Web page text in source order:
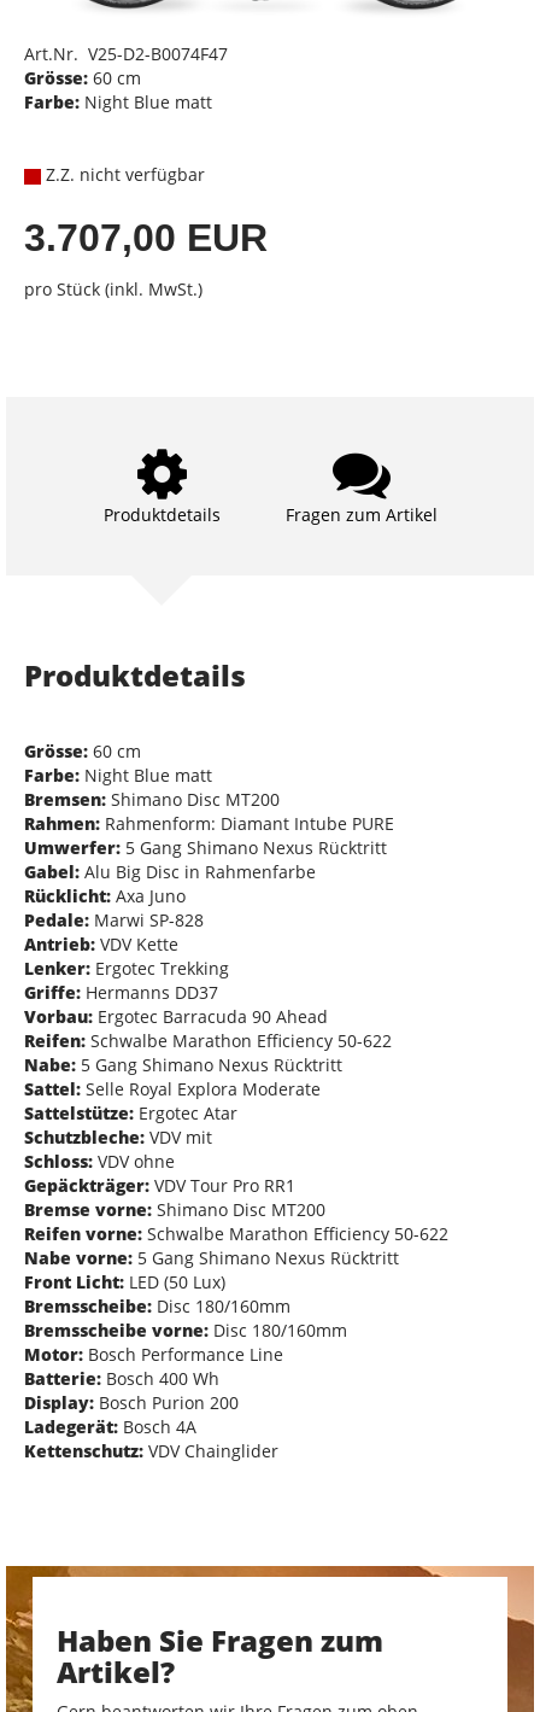
Art.Nr. V25-D2-B0074F47
Grösse: 60 cm
Farbe: Night Blue matt
Z.Z. nicht verfügbar
3.707,00 EUR
pro Stück (inkl. MwSt.)
Produktdetails Fragen zum Artikel
Produktdetails
Grösse: 60 cm
Farbe: Night Blue matt
Bremsen: Shimano Disc MT200
Rahmen: Rahmenform: Diamant Intube PURE
Umwerfer: 5 Gang Shimano Nexus Rücktritt
Gabel: Alu Big Disc in Rahmenfarbe
Rücklicht: Axa Juno
Pedale: Marwi SP-828
Antrieb: VDV Kette
Lenker: Ergotec Trekking
Griffe: Hermanns DD37
Vorbau: Ergotec Barracuda 90 Ahead
Reifen: Schwalbe Marathon Efficiency 50-622
Nabe: 5 Gang Shimano Nexus Rücktritt
Sattel: Selle Royal Explora Moderate
Sattelstütze: Ergotec Atar
Schutzbleche: VDV mit
Schloss: VDV ohne
Gepäckträger: VDV Tour Pro RR1
Bremse vorne: Shimano Disc MT200
Reifen vorne: Schwalbe Marathon Efficiency 50-622
Nabe vorne: 5 Gang Shimano Nexus Rücktritt
Front Licht: LED (50 Lux)
Bremsscheibe: Disc 180/160mm
Bremsscheibe vorne: Disc 180/160mm
Motor: Bosch Performance Line
Batterie: Bosch 400 Wh
Display: Bosch Purion 200
Ladegerät: Bosch 4A
Kettenschutz: VDV Chainglider
Haben Sie Fragen zum
Artikel?